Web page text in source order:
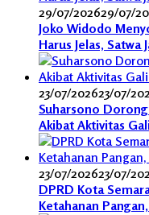
29/07/202629/07/
Joko Widodo
Harus Jelas, Satwa
23/07/202623/07/
Suharsono Dorong
Akibat Aktivitas
23/07/202623/07/
DPRD Kota
Ketahanan